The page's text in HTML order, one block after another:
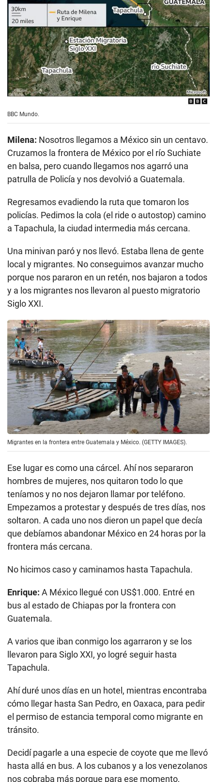
BBC Mundo.
Milena: Nosotros llegamos a México sin un centavo.
Cruzamos la frontera de México por el río Suchiate
en balsa, pero cuando llegamos nos agarró una
patrulla de Policía y nos devolvió a Guatemala.
Regresamos evadiendo la ruta que tomaron los
policías. Pedimos la cola (el ride o autostop) camino
a Tapachula, la ciudad intermedia más cercana.
Una minivan paró y nos llevó. Estaba llena de gente
local y migrantes. No conseguimos avanzar mucho
porque nos pararon en un retén, nos bajaron a todos
y a los migrantes nos llevaron al puesto migratorio
Siglo XXI.
Migrantes en la frontera entre Guatemala y México. (GETTY IMAGES).
Ese lugar es como una cárcel. Ahí nos separaron
hombres de mujeres, nos quitaron todo lo que
teníamos y no nos dejaron llamar por teléfono.
Empezamos a protestar y después de tres días, nos
soltaron. A cada uno nos dieron un papel que decía
que debíamos abandonar México en 24 horas por la
frontera más cercana.
No hicimos caso y caminamos hasta Tapachula.
Enrique: A México llegué con US$1.000. Entré en
bus al estado de Chiapas por la frontera con
Guatemala.
A varios que iban conmigo los agarraron y se los
llevaron para Siglo XXI, yo logré seguir hasta
Tapachula.
Ahí duré unos días en un hotel, mientras encontraba
cómo llegar hasta San Pedro, en Oaxaca, para pedir
el permiso de estancia temporal como migrante en
tránsito.
Decidí pagarle a una especie de coyote que me llevó
hasta allá en bus. A los cubanos y a los venezolanos
nos cobraba más porque para ese momento,